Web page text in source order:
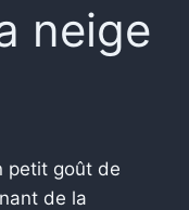
neige
petit goût de
de la